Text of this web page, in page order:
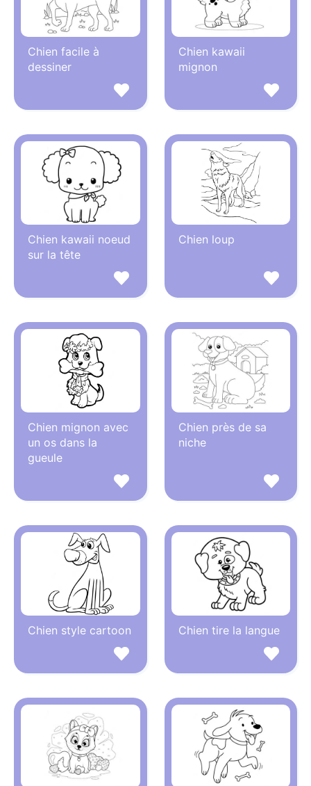
Chien facile à
dessiner
Chien kawaii
mignon
Chien kawaii noeud
sur la tête
Chien loup
Chien mignon avec
un os dans la
gueule
Chien près de sa
niche
Chien style cartoon Chien tire la langue